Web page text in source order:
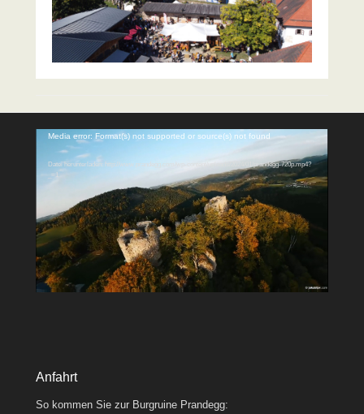
Video-
Player
Media error: Format(s) not supported or source(s) not found
Datei herunterladen: http://www.prandegg.com/wp-content/uploads/2024/01/prandegg-720p.mp4?
_=1
Anfahrt
So kommen Sie zur Burgruine Prandegg: